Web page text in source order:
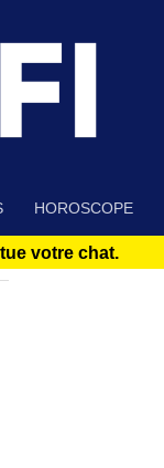
HOROSCOPE
votre chat.